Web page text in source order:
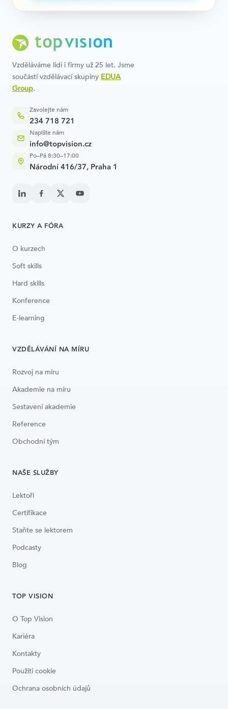
Vzděláváme lidi i firmy už 25 let. Jsme
součástí vzdělávací skupiny EDUA
Group.
Zavolejte nám
234 718 721
Napište nám
info@topvision.cz
Po–Pá 8:30–17:00
Národní 416/37, Praha 1
KURZY A FÓRA
O kurzech
Soft skills
Hard skills
Konference
E-learning
VZDĚLÁVÁNÍ NA MÍRU
Rozvoj na míru
Akademie na míru
Sestavení akademie
Reference
Obchodní tým
NAŠE SLUŽBY
Lektoři
Certifikace
Staňte se lektorem
Podcasty
Blog
TOP VISION
O Top Vision
Kariéra
Kontakty
Použití cookie
Ochrana osobních údajů